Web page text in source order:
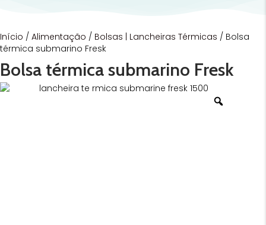
Início / Alimentação / Bolsas | Lancheiras Térmicas / Bolsa
térmica submarino Fresk
Bolsa térmica submarino Fresk